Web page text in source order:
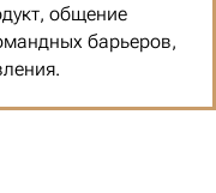
общение
барьеров,